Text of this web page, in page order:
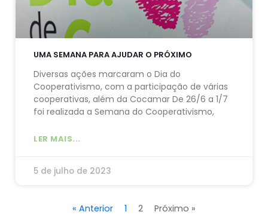
UMA SEMANA PARA AJUDAR O PRÓXIMO
Diversas ações marcaram o Dia do
Cooperativismo, com a participação de várias
cooperativas, além da Cocamar De 26/6 a 1/7
foi realizada a Semana do Cooperativismo,
LER MAIS...
5 de julho de 2023
« Anterior 1 2 Próximo »